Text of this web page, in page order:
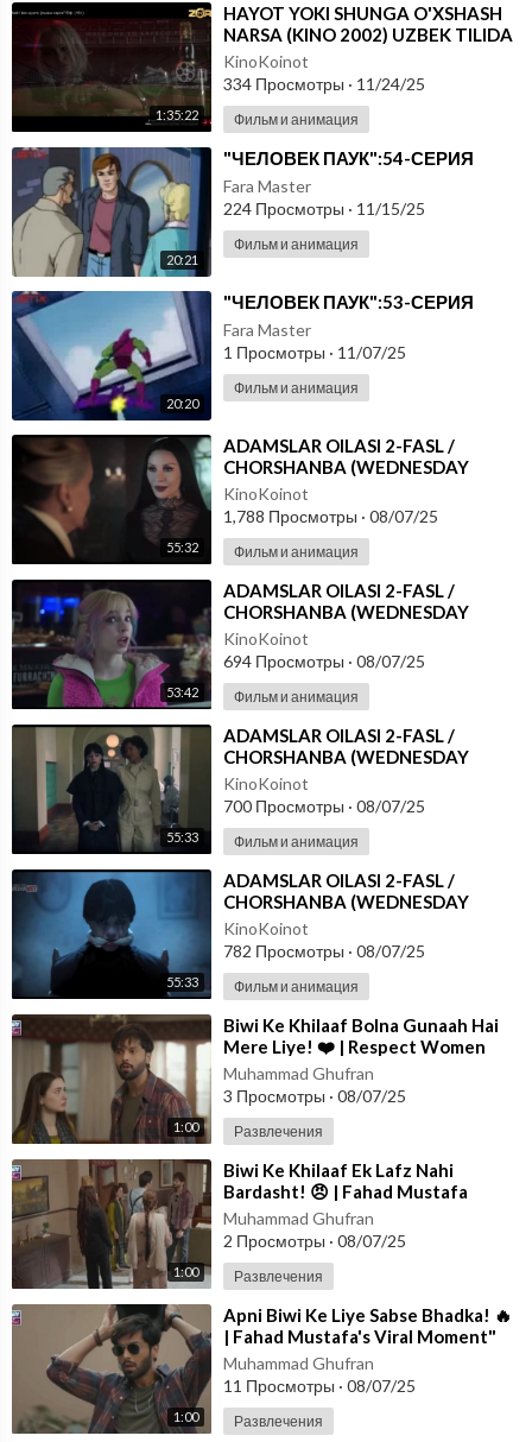
1:35:22
⁣HAYOT YOKI SHUNGA O'XSHASH
NARSA (KINO 2002) UZBEK TILIDA
KinoKoinot
334 Просмотры · 11/24/25
Фильм и анимация
20:21
⁣"ЧЕЛОВЕК ПАУК":54-СЕРИЯ
Fara Master
224 Просмотры · 11/15/25
Фильм и анимация
20:20
⁣"ЧЕЛОВЕК ПАУК":53-СЕРИЯ
Fara Master
1 Просмотры · 11/07/25
Фильм и анимация
55:32
⁣ADAMSLAR OILASI 2-FASL /
CHORSHANBA (WEDNESDAY
SERIALI) 4-5 QISM O'ZBEK TILIDA
"UENZDEY&am
KinoKoinot
1,788 Просмотры · 08/07/25
Фильм и анимация
53:42
⁣ADAMSLAR OILASI 2-FASL /
CHORSHANBA (WEDNESDAY
SERIALI) 3-4 QISM O'ZBEK TILIDA
"UENZDEY&am
KinoKoinot
694 Просмотры · 08/07/25
Фильм и анимация
55:33
⁣ADAMSLAR OILASI 2-FASL /
CHORSHANBA (WEDNESDAY
SERIALI) 2-3 QISM O'ZBEK TILIDA
"UENZDEY&am
KinoKoinot
700 Просмотры · 08/07/25
Фильм и анимация
55:33
⁣ADAMSLAR OILASI 2-FASL /
CHORSHANBA (WEDNESDAY
SERIALI) 1-2 QISM O'ZBEK TILIDA
"UENZDEY&am
KinoKoinot
782 Просмотры · 08/07/25
Фильм и анимация
1:00
⁣Biwi Ke Khilaaf Bolna Gunaah Hai
Mere Liye! ❤️ | Respect Women
Clip"
Muhammad Ghufran
3 Просмотры · 08/07/25
Развлечения
1:00
⁣Biwi Ke Khilaaf Ek Lafz Nahi
Bardasht! 😠 | Fahad Mustafa
Emotional Scene"
Muhammad Ghufran
2 Просмотры · 08/07/25
Развлечения
1:00
⁣Apni Biwi Ke Liye Sabse Bhadka! 🔥
| Fahad Mustafa's Viral Moment"
Muhammad Ghufran
11 Просмотры · 08/07/25
Развлечения